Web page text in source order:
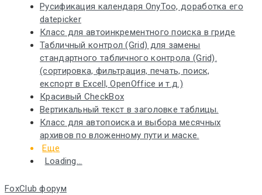
Русификация календаря OnyToo, доработка его
datepicker
Класс для автоинкрементного поиска в гриде
Табличный контрол (Grid) для замены
стандартного табличного контрола (Grid).
(сортировка, фильтрация, печать, поиск,
експорт в Excell, OpenOffice и т.д.)
Красивый CheckBox
Вертикальный текст в заголовке таблицы.
Класс для автопоиска и выбора месячных
архивов по вложенному пути и маске.
Еще
Loading...
FoxClub форум